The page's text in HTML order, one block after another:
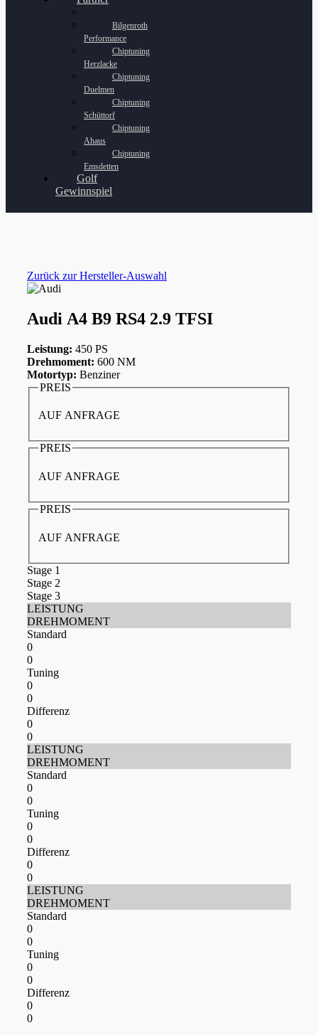
Bilgenroth
Performance
Chiptuning
Herzlacke
Chiptuning
Duelmen
Chiptuning
Schüttorf
Chiptuning
Ahaus
Chiptuning
Emsdetten
Golf
Gewinnspiel
Zurück zur Hersteller-Auswahl
Audi A4 B9 RS4 2.9 TFSI
Leistung: 450 PS
Drehmoment: 600 NM
Motortyp: Benziner
PREIS
AUF ANFRAGE
PREIS
AUF ANFRAGE
PREIS
AUF ANFRAGE
Stage 1
Stage 2
Stage 3
LEISTUNG
DREHMOMENT
Standard
0
0
Tuning
0
0
Differenz
0
0
LEISTUNG
DREHMOMENT
Standard
0
0
Tuning
0
0
Differenz
0
0
LEISTUNG
DREHMOMENT
Standard
0
0
Tuning
0
0
Differenz
0
0